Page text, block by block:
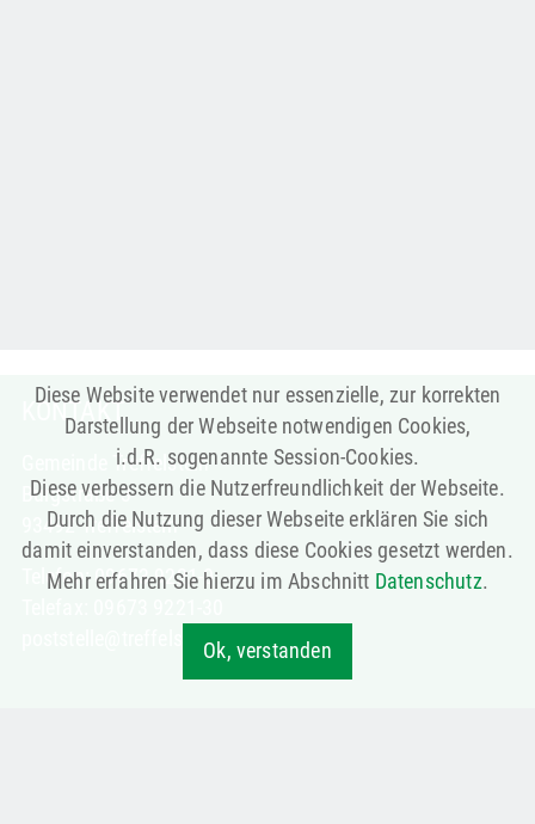
KONTAKT
Gemeinde Treffelstein
Burgstraße 3
93492 Treffelstein
Telefon: 09673 9221-0
poststelle@treffelstein.de
Diese Website verwendet nur essenzielle, zur korrekten
Darstellung der Webseite notwendigen Cookies,
i.d.R. sogenannte Session-Cookies.
Diese verbessern die Nutzerfreundlichkeit der Webseite.
Durch die Nutzung dieser Webseite erklären Sie sich
damit einverstanden, dass diese Cookies gesetzt werden.
Mehr erfahren Sie hierzu im Abschnitt Datenschutz.
Ok, verstanden